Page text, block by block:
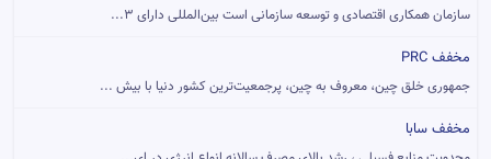
سازمان همکاری اقتصادی و توسعه سازمانی است بین‌المللی دارای ۳...
مخفف PRC
جمهوری خلق چین، معروف به چین، پرجمعیت‌ترین کشور دنیا با بیش ...
مخفف سابا